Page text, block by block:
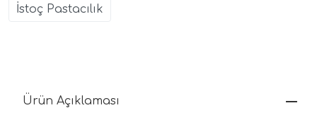
İstoç Pastacılık
Ürün Açıklaması